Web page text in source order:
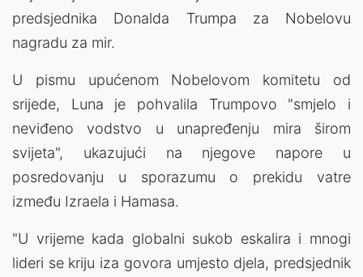
predsjednika Donalda Trumpa za Nobelovu
nagradu za mir.
U pismu upućenom Nobelovom komitetu od
srijede, Luna je pohvalila Trumpovo "smjelo i
neviđeno vodstvo u unapređenju mira širom
svijeta", ukazujući na njegove napore u
posredovanju u sporazumu o prekidu vatre
između Izraela i Hamasa.
"U vrijeme kada globalni sukob eskalira i mnogi
lideri se kriju iza govora umjesto djela, predsjednik